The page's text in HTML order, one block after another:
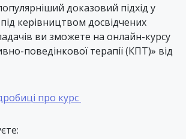
доказовий підхід у
керівництвом досвідчених
ви зможете на онлайн-курсу
поведінкової терапії (КПТ)» від
про курс